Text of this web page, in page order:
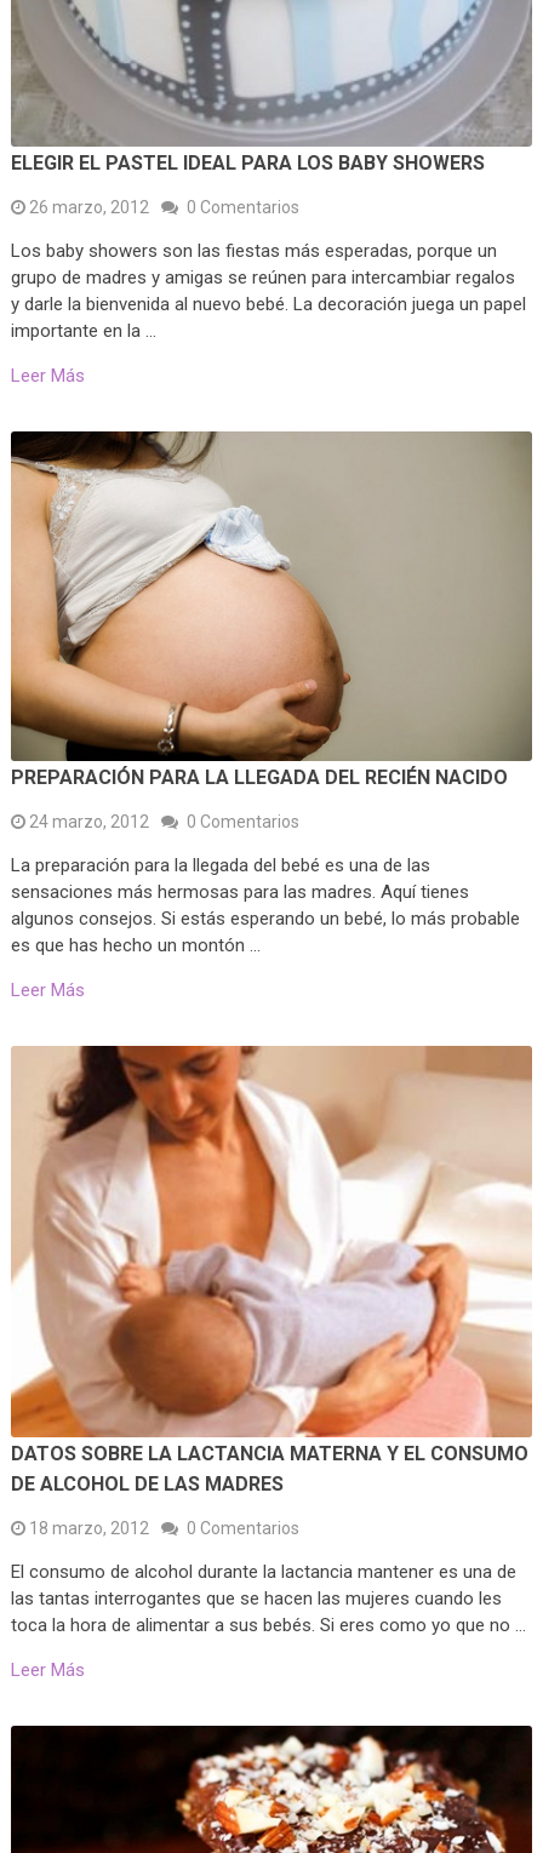
ELEGIR EL PASTEL IDEAL PARA LOS BABY SHOWERS
26 marzo, 2012 0 Comentarios
Los baby showers son las fiestas más esperadas, porque un
grupo de madres y amigas se reúnen para intercambiar regalos
y darle la bienvenida al nuevo bebé. La decoración juega un papel
importante en la …
Leer Más
PREPARACIÓN PARA LA LLEGADA DEL RECIÉN NACIDO
24 marzo, 2012 0 Comentarios
La preparación para la llegada del bebé es una de las
sensaciones más hermosas para las madres. Aquí tienes
algunos consejos. Si estás esperando un bebé, lo más probable
es que has hecho un montón …
Leer Más
DATOS SOBRE LA LACTANCIA MATERNA Y EL CONSUMO
DE ALCOHOL DE LAS MADRES
18 marzo, 2012 0 Comentarios
El consumo de alcohol durante la lactancia mantener es una de
las tantas interrogantes que se hacen las mujeres cuando les
toca la hora de alimentar a sus bebés. Si eres como yo que no …
Leer Más